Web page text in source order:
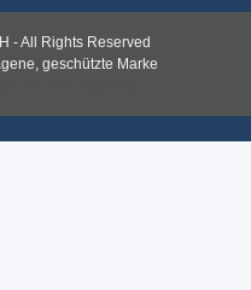
- All Rights Reserved
geschützte Marke